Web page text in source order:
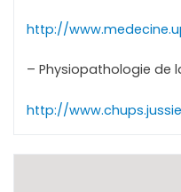
http://
– Physiopathologie de
http://